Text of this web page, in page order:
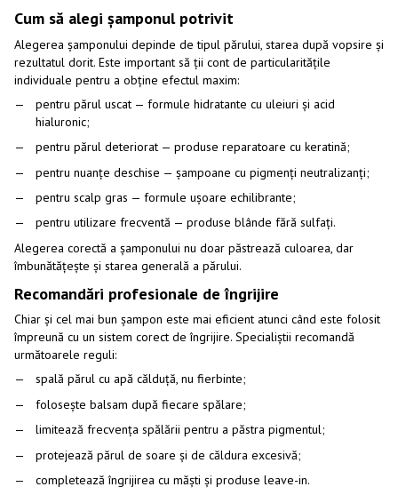
Cum să alegi șamponul potrivit
Alegerea șamponului depinde de tipul părului, starea după vopsire și
rezultatul dorit. Este important să ții cont de particularitățile
individuale pentru a obține efectul maxim:
pentru părul uscat — formule hidratante cu uleiuri și acid
hialuronic;
pentru părul deteriorat — produse reparatoare cu keratină;
pentru nuanțe deschise — șampoane cu pigmenți neutralizanți;
pentru scalp gras — formule ușoare echilibrante;
pentru utilizare frecventă — produse blânde fără sulfați.
Alegerea corectă a șamponului nu doar păstrează culoarea, dar
îmbunătățește și starea generală a părului.
Recomandări profesionale de îngrijire
Chiar și cel mai bun șampon este mai eficient atunci când este folosit
împreună cu un sistem corect de îngrijire. Specialiștii recomandă
următoarele reguli:
spală părul cu apă călduță, nu fierbinte;
folosește balsam după fiecare spălare;
limitează frecvența spălării pentru a păstra pigmentul;
protejează părul de soare și de căldura excesivă;
completează îngrijirea cu măști și produse leave-in.